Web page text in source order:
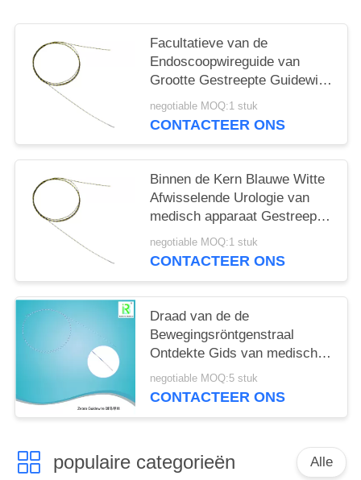
Facultatieve van de
Endoscoopwireguide van
Grootte Gestreepte Guidewire
Stijve Nitinol Lengte 150cm
negotiable MOQ:1 stuk
CONTACTEER ONS
Binnen de Kern Blauwe Witte
Afwisselende Urologie van
medisch apparaat Gestreepte
Guidewire Nitinol
negotiable MOQ:1 stuk
CONTACTEER ONS
Draad van de de
Bewegingsröntgenstraal
Ontdekte Gids van medisch
apparaat de Gestreepte
Guidewire Duidelijke
negotiable MOQ:5 stuk
CONTACTEER ONS
populaire categorieën Alle